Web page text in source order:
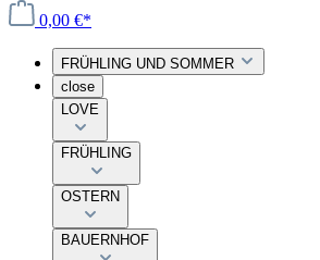
0,00 €*
FRÜHLING UND SOMMER
close
LOVE
FRÜHLING
OSTERN
BAUERNHOF